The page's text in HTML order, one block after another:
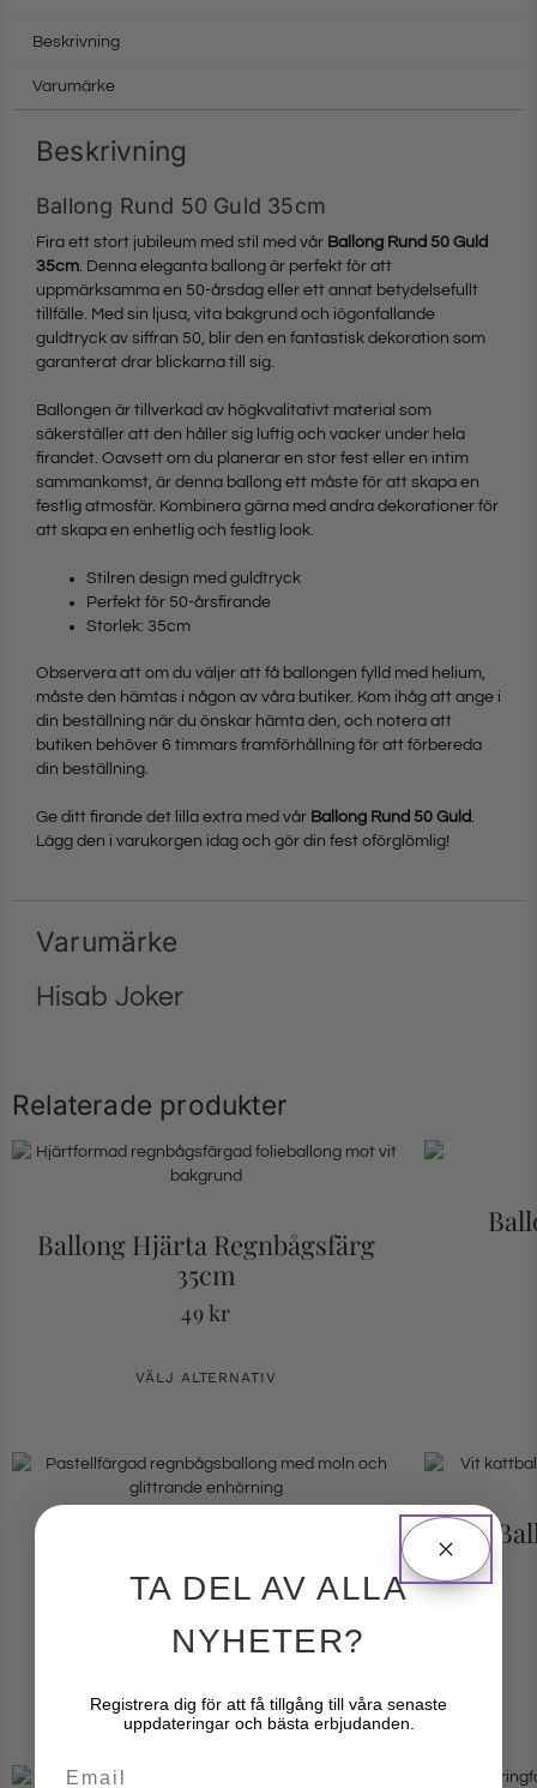
Beskrivning
Varumärke
Beskrivning
Ballong Rund 50 Guld 35cm
Fira ett stort jubileum med stil med vår Ballong Rund 50 Guld
35cm. Denna eleganta ballong är perfekt för att
uppmärksamma en 50-årsdag eller ett annat betydelsefullt
tillfälle. Med sin ljusa, vita bakgrund och iögonfallande
guldtryck av siffran 50, blir den en fantastisk dekoration som
garanterat drar blickarna till sig.
Ballongen är tillverkad av högkvalitativt material som
säkerställer att den håller sig luftig och vacker under hela
firandet. Oavsett om du planerar en stor fest eller en intim
sammankomst, är denna ballong ett måste för att skapa en
festlig atmosfär. Kombinera gärna med andra dekorationer för
att skapa en enhetlig och festlig look.
Stilren design med guldtryck
Perfekt för 50-årsfirande
Storlek: 35cm
Observera att om du väljer att få ballongen fylld med helium,
måste den hämtas i någon av våra butiker. Kom ihåg att ange i
din beställning när du önskar hämta den, och notera att
butiken behöver 6 timmars framförhållning för att förbereda
din beställning.
Ge ditt firande det lilla extra med vår Ballong Rund 50 Guld.
Lägg den i varukorgen idag och gör din fest oförglömlig!
Varumärke
Hisab Joker
Relaterade produkter
Ballong Hjärta Regnbågsfärg
35cm
49kr
VÄLJ ALTERNATIV
35x65cm
69 kr
TA DEL AV ALLA
NYHETER?
Registrera dig för att få tillgång till våra senaste
uppdateringar och bästa erbjudanden.
Email